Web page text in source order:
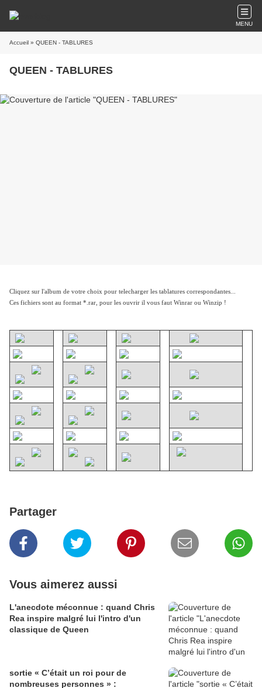
MENU
Accueil » QUEEN - TABLURES
QUEEN - TABLURES
Cliquez sur l'album de votre choix pour telecharger les tablatures correspondantes...
Ces fichiers sont au format *.rar, pour les ouvrir il vous faut Winrar ou Winzip !
Partager
Vous aimerez aussi
L'anecdote méconnue : quand Chris
Rea inspire malgré lui l'intro d'un
classique de Queen
sortie « C’était un roi pour de
nombreuses personnes » :